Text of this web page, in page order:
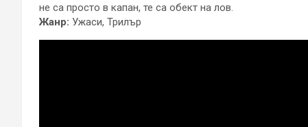
не са просто в капан, те са обект на лов.
Жанр: Ужаси, Трилър